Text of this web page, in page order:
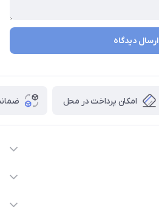
ارسال دیدگاه
امکان پرداخت در محل